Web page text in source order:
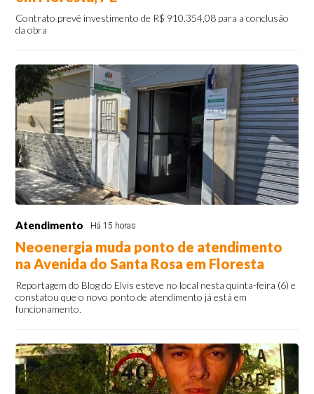
Contrato prevê investimento de R$ 910.354,08 para a conclusão
da obra
Atendimento Há 15 horas
Neoenergia muda ponto de atendimento
na Avenida do Santa Rosa em Floresta
Reportagem do Blog do Elvis esteve no local nesta quinta-feira (6) e
constatou que o novo ponto de atendimento já está em
funcionamento.